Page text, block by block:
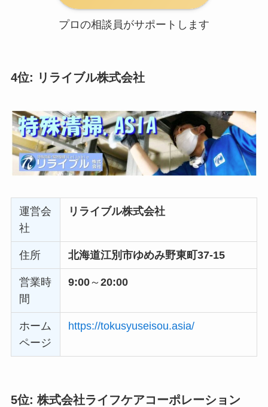
プロの相談員がサポートします
4位: リライブル株式会社
運営会
社
リライブル株式会社
住所 北海道江別市ゆめみ野東町37-15
営業時
間
9:00～20:00
ホーム
ページ
https://tokusyuseisou.asia/
5位: 株式会社ライフケアコーポレーション